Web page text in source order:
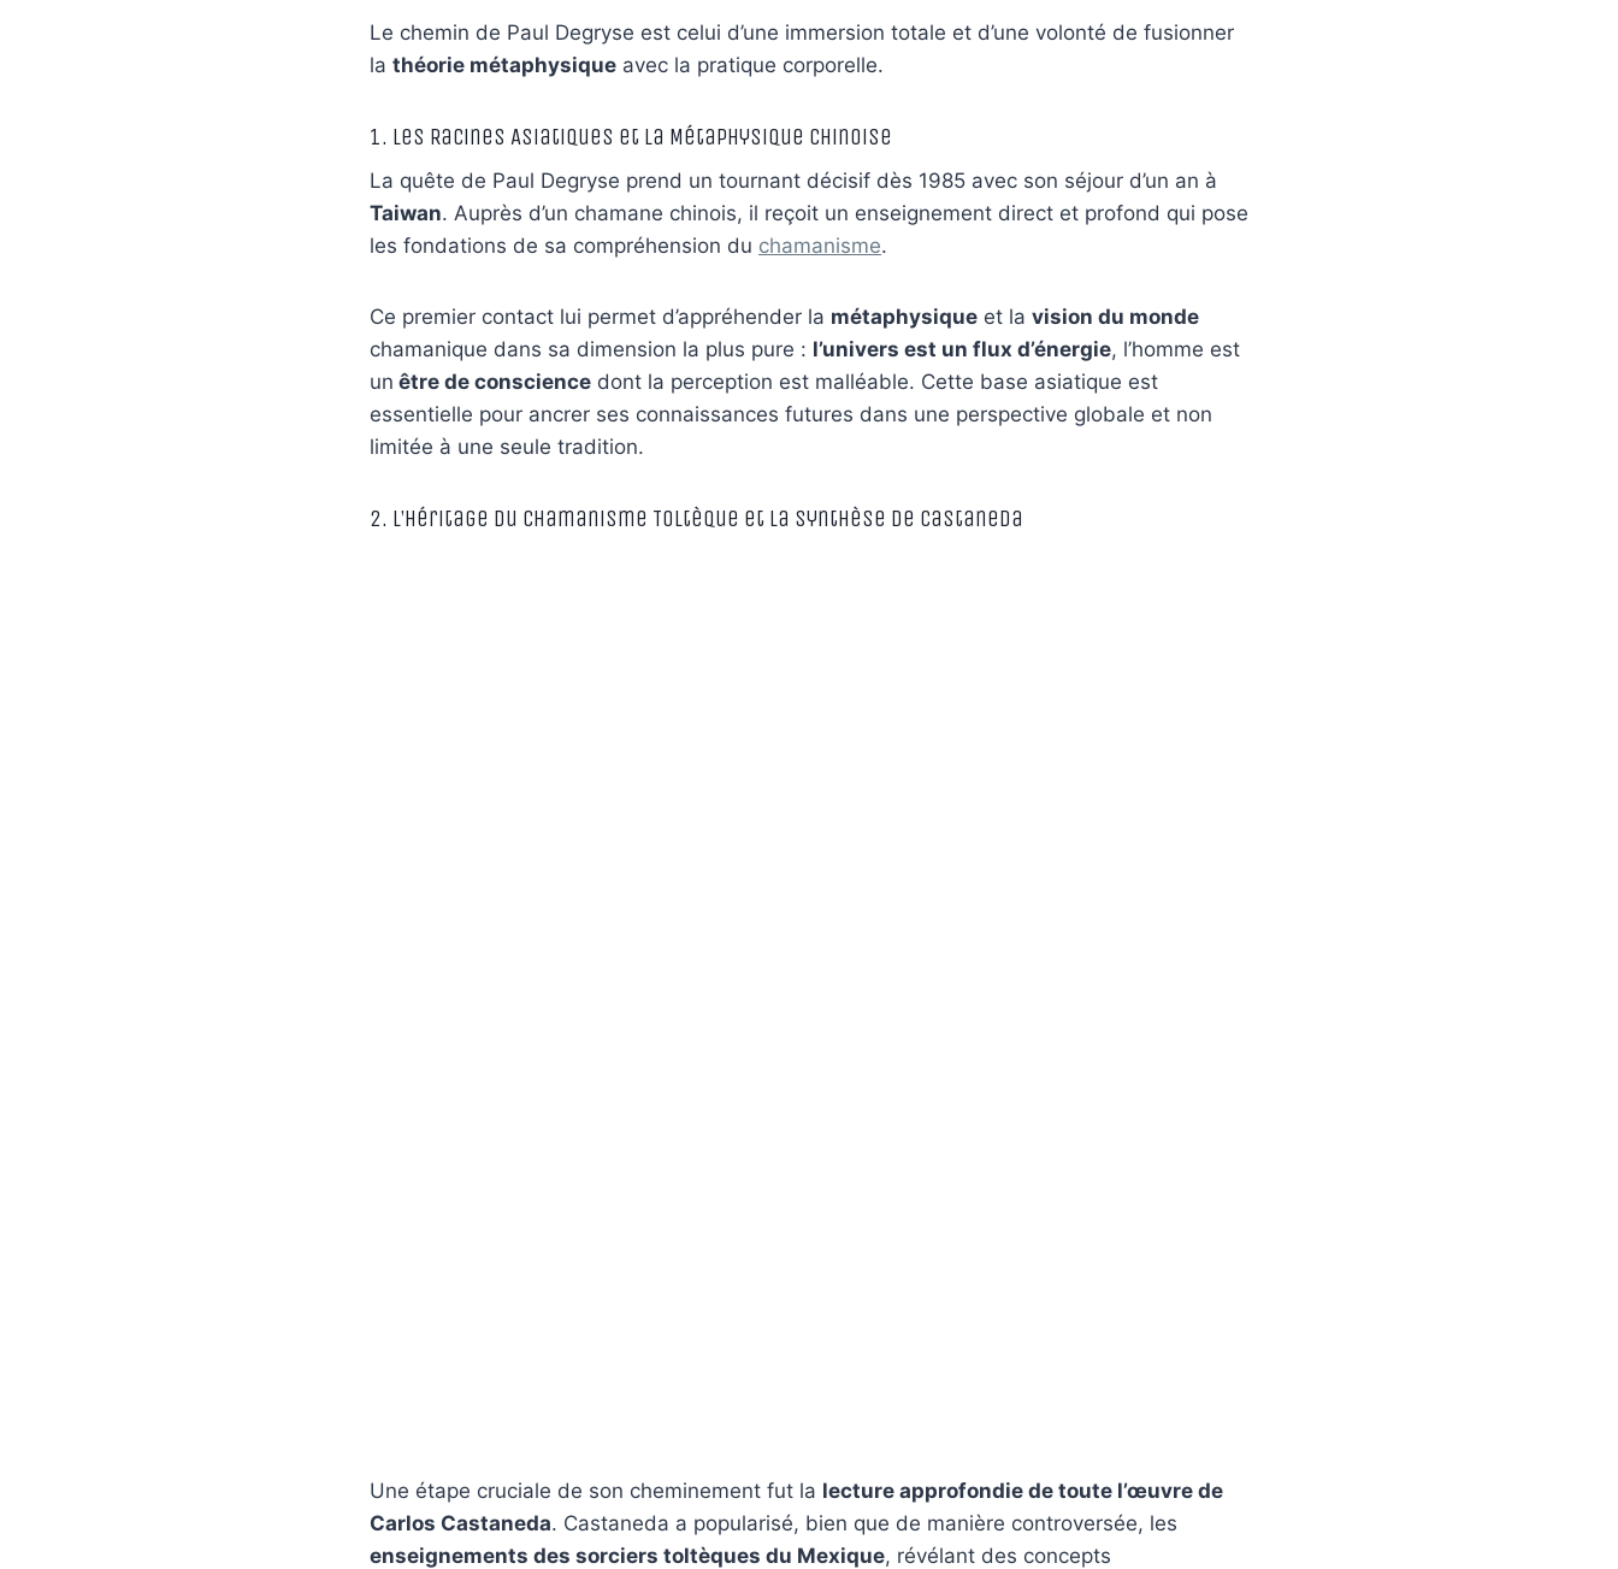
Le chemin de Paul Degryse est celui d’une immersion totale et d’une volonté de fusionner
la théorie métaphysique avec la pratique corporelle.
1. Les Racines Asiatiques et la Métaphysique Chinoise
La quête de Paul Degryse prend un tournant décisif dès 1985 avec son séjour d’un an à
Taiwan. Auprès d’un chamane chinois, il reçoit un enseignement direct et profond qui pose
les fondations de sa compréhension du chamanisme.
Ce premier contact lui permet d’appréhender la métaphysique et la vision du monde
chamanique dans sa dimension la plus pure : l’univers est un flux d’énergie, l’homme est
un être de conscience dont la perception est malléable. Cette base asiatique est
essentielle pour ancrer ses connaissances futures dans une perspective globale et non
limitée à une seule tradition.
2. L’Héritage du Chamanisme Toltèque et la Synthèse de Castaneda
Une étape cruciale de son cheminement fut la lecture approfondie de toute l’œuvre de
Carlos Castaneda. Castaneda a popularisé, bien que de manière controversée, les
enseignements des sorciers toltèques du Mexique, révélant des concepts